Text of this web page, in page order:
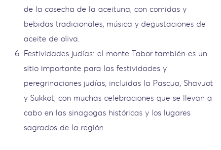
de la cosecha de la aceituna, con comidas y
bebidas tradicionales, música y degustaciones de
aceite de oliva.
Festividades judías: el monte Tabor también es un
sitio importante para las festividades y
peregrinaciones judías, incluidas la Pascua, Shavuot
y Sukkot, con muchas celebraciones que se llevan a
cabo en las sinagogas históricas y los lugares
sagrados de la región.